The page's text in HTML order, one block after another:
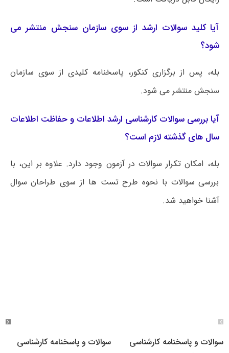
آیا کلید سوالات ارشد از سوی سازمان سنجش منتشر می
شود؟
بله، پس از برگزاری کنکور، پاسخنامه کلیدی از سوی سازمان
سنجش منتشر می شود.
آیا بررسی سوالات کارشناسی ارشد اطلاعات و حفاظت اطلاعات
سال های گذشته لازم است؟
بله، امکان تکرار سوالات در آزمون وجود دارد. علاوه بر این، با
بررسی سوالات با نحوه طرح تست ها از سوی طراحان سوال
آشنا خواهید شد.
سوالات و پاسخنامه کارشناسی
سوالات و پاسخنامه کارشناسی